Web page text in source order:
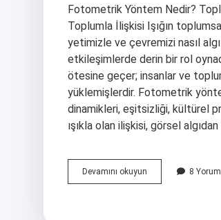
Fotometrik Yöntem Nedir?
Toplumla İlişkisi Işığın
yetimizle ve çevremizi nasıl
etkileşimlerde derin bir rol
ötesine geçer; insanlar ve
yüklemişlerdir. Fotometrik
dinamikleri, eşitsizliği, kültürel
ışıkla olan ilişkisi, görsel
Devamını okuyun Fotometrik
yöntem
8 Yorum